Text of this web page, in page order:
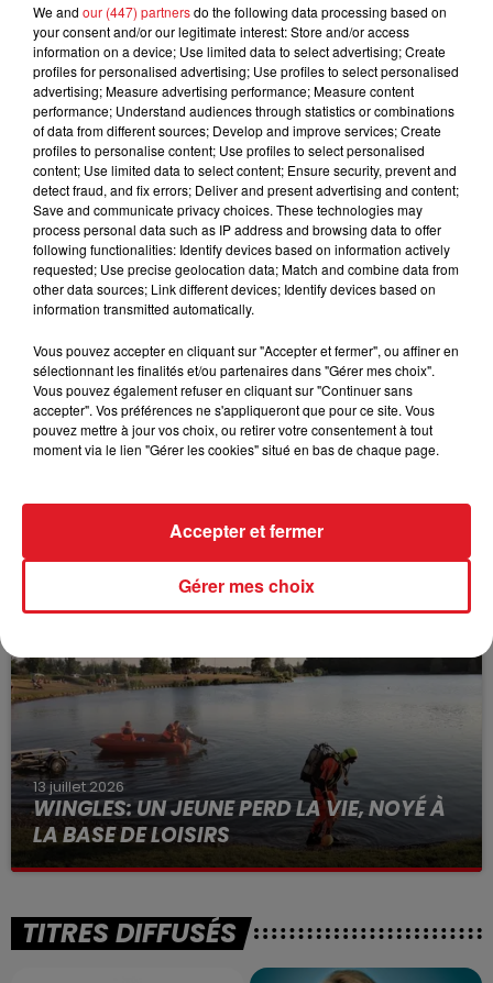
• de suspendre, à partir de 22h ce jour, jusqu’à demain,
11h30, le trafic de transport scolaire, urbain et
interurbain sur l’ensemble du département.
• d’interdire, à partir de 22h ce jour, jusqu’à demain, 8h,
la circulation pour les véhicules de plus de 7.5 tonnes,
sur l’ensemble des axes routiers du département, à
l’exception des autoroutes.
FIL D'ACTUS
15 juillet 2026
BÉTHUNE: ENQUÊTE POUR HOMICIDE
VOLONTAIRE EN COURS, APRÈS LA...
Selon les premiers éléments, le logement servait
à des prostituées
13 juillet 2026
WINGLES: UN JEUNE PERD LA VIE, NOYÉ À
LA BASE DE LOISIRS
La victime a coulé à pic
TITRES DIFFUSÉS
We and our (447) partnersdo the following data processing based on
your consent and/or our legitimate interest: Store and/or access
information on a device; Use limited data to select advertising; Create
profiles for personalised advertising; Use profiles to select personalised
advertising; Measure advertising performance; Measure content
performance; Understand audiences through statistics or combinations
of data from different sources; Develop and improve services; Create
profiles to personalise content; Use profiles to select personalised
content; Use limited data to select content; Ensure security, prevent and
detect fraud, and fix errors; Deliver and present advertising and content;
Save and communicate privacy choices. These technologies may
process personal data such as IP address and browsing data to offer
following functionalities: Identify devices based on information actively
requested; Use precise geolocation data; Match and combine data from
other data sources; Link different devices; Identify devices based on
information transmitted automatically.
Vous pouvez accepter en cliquant sur "Accepter et fermer", ou affiner en
sélectionnant les finalités et/ou partenaires dans "Gérer mes choix".
Vous pouvez également refuser en cliquant sur "Continuer sans
accepter". Vos préférences ne s'appliqueront que pour ce site. Vous
pouvez mettre à jour vos choix, ou retirer votre consentement à tout
moment via le lien "Gérer les cookies" situé en bas de chaque page.
Gérer mes choix
Accepter et fermer